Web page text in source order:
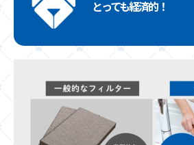
とっても経済的！